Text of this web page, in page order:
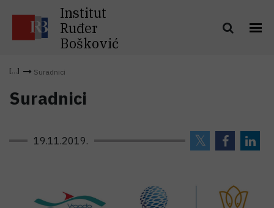
Institut
Ruđer
Bošković
Suradnici
Suradnici
19.11.2019.